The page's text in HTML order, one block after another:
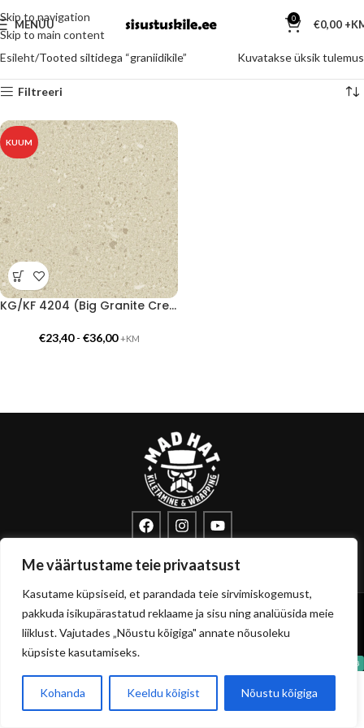
Me väärtustame teie privaatsust
Kasutame küpsiseid, et parandada teie sirvimiskogemust,
pakkuda isikupärastatud reklaame ja sisu ning analüüsida meie
liiklust. Vajutades „Nõustu kõigiga" annate nõusoleku
küpsiste kasutamiseks.
Kohanda Keeldu kõigist Nõustu kõigiga
Skip to navigation
Skip to main content
MENÜÜ 0 €0,00
Esileht Tooted siltidega “graniidikile” Kuvatakse üksik tulemus
Filtreeri
KUUM
KG/KF 4204 (Big Granite Cream)
€23,40- €36,00 +KM
Pärnu mnt 160E, 11317 Tallinn
Copyrightsisustuskile.ee© 2026
Privaatsuspoliitika
Müügitingimused
0